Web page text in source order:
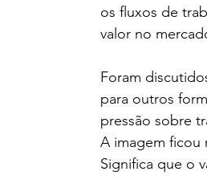
os fluxos de
valor no
Foram
para outros
pressão sobre
A imagem ficou
Significa que o